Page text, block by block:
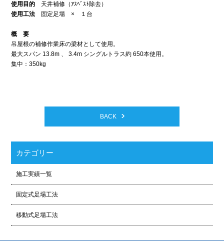
使用目的 天井補修（ｱｽﾍﾞｽﾄ除去）
使用工法 固定足場 × １台
概 要
吊屋根の補修作業床の梁材として使用。
最大スパン 13.8m 、 3.4m シングルトラス約 650本使用。
集中：350kg
BACK
カテゴリー
施工実績一覧
固定式足場工法
移動式足場工法